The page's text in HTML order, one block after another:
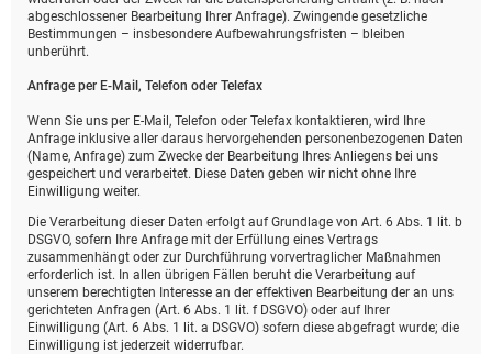
abgeschlossener Bearbeitung Ihrer Anfrage). Zwingende gesetzliche
Bestimmungen – insbesondere Aufbewahrungsfristen – bleiben
unberührt.
Anfrage per E-Mail, Telefon oder Telefax
Wenn Sie uns per E-Mail, Telefon oder Telefax kontaktieren, wird Ihre
Anfrage inklusive aller daraus hervorgehenden personenbezogenen Daten
(Name, Anfrage) zum Zwecke der Bearbeitung Ihres Anliegens bei uns
gespeichert und verarbeitet. Diese Daten geben wir nicht ohne Ihre
Einwilligung weiter.
Die Verarbeitung dieser Daten erfolgt auf Grundlage von Art. 6 Abs. 1 lit. b
DSGVO, sofern Ihre Anfrage mit der Erfüllung eines Vertrags
zusammenhängt oder zur Durchführung vorvertraglicher Maßnahmen
erforderlich ist. In allen übrigen Fällen beruht die Verarbeitung auf
unserem berechtigten Interesse an der effektiven Bearbeitung der an uns
gerichteten Anfragen (Art. 6 Abs. 1 lit. f DSGVO) oder auf Ihrer
Einwilligung (Art. 6 Abs. 1 lit. a DSGVO) sofern diese abgefragt wurde; die
Einwilligung ist jederzeit widerrufbar.